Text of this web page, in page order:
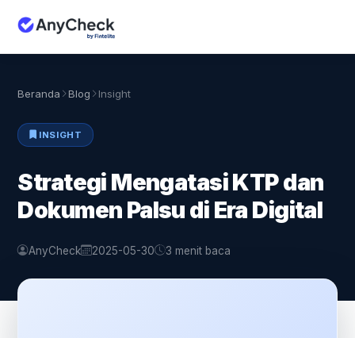
Beranda Blog Insight
INSIGHT
Strategi Mengatasi KTP dan
Dokumen Palsu di Era Digital
AnyCheck 2025-05-30 3 menit baca